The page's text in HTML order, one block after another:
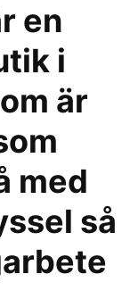
en
i
är
med
så